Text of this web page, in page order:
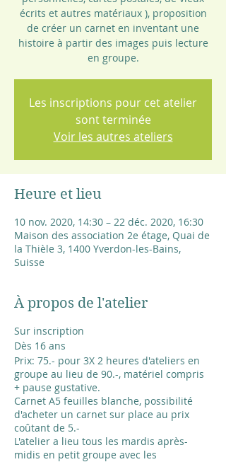
écrits et autres matériaux ), proposition
de créer un carnet en inventant une
histoire à partir des images puis lecture
en groupe.
Les inscriptions pour cet atelier
sont terminée
Voir les autres ateliers
Heure et lieu
10 nov. 2020, 14:30 – 22 déc. 2020, 16:30
Maison des association 2e étage, Quai de
la Thièle 3, 1400 Yverdon-les-Bains,
Suisse
À propos de l'atelier
Sur inscription
Dès 16 ans
Prix: 75.- pour 3X 2 heures d'ateliers en
groupe au lieu de 90.-, matériel compris
+ pause gustative.
Carnet A5 feuilles blanche, possibilité
d'acheter un carnet sur place au prix
coûtant de 5.-
L'atelier a lieu tous les mardis après-
midis en petit groupe avec les